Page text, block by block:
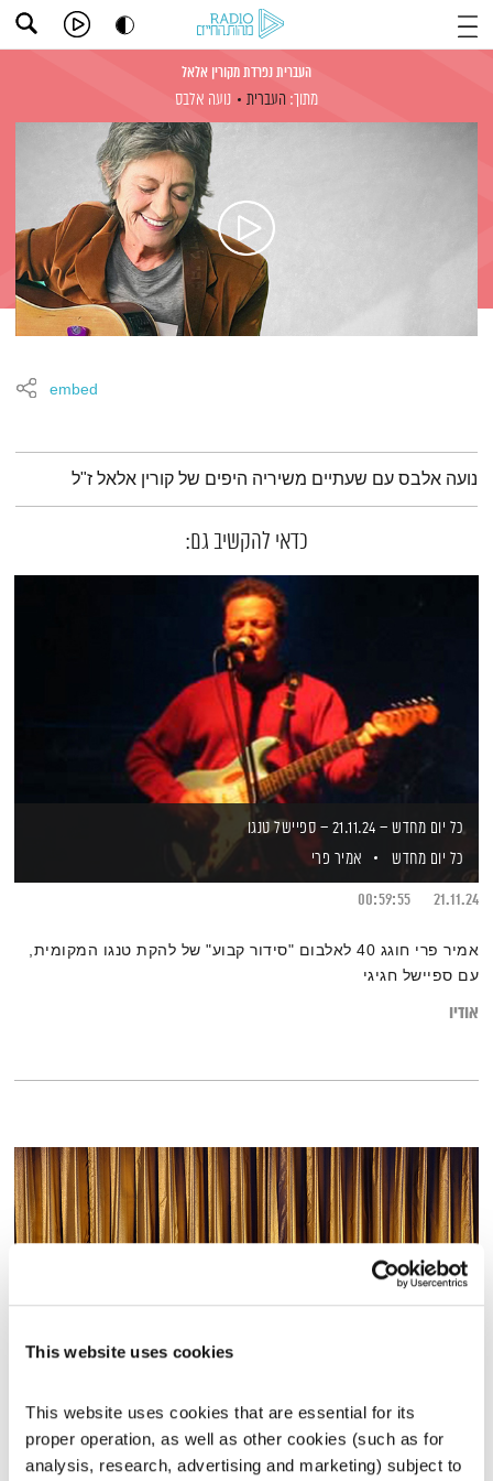
This website uses cookies
This website uses cookies that are essential for its
proper operation, as well as other cookies (such as for
analysis, research, advertising and marketing) subject to
העברית נפרדת מקורין אלאל
מתוך: העברית נועה אלבס
embed
תמצית הפודקאסט
נועה אלבס עם שעתיים משיריה היפים של קורין אלאל ז"ל
כדאי להקשיב גם:
כל יום מחדש – 21.11.24 – ספיישל טנגו
כל יום מחדש
אמיר פרי
21.11.24
00:59:55
אמיר פרי חוגג 40 לאלבום "סידור קבוע" של להקת טנגו המקומית,
עם ספיישל חגיגי
אודיו
אחת ששומעת
אליענה בן דוד
14.07.22
01:58:23